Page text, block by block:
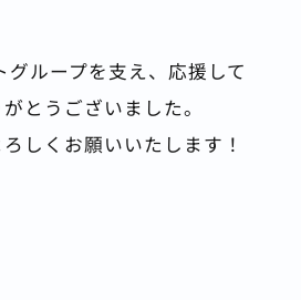
グループを支え、応援して
とうございました。
しくお願いいたします！